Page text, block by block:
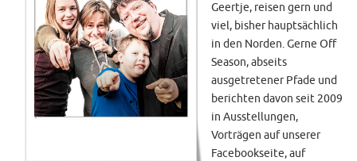
Geertje, reisen gern und
viel, bisher hauptsächlich
in den Norden. Gerne Off
Season, abseits
ausgetretener Pfade und
berichten davon seit 2009
in Ausstellungen,
Vorträgen auf unserer
Facebookseite, auf